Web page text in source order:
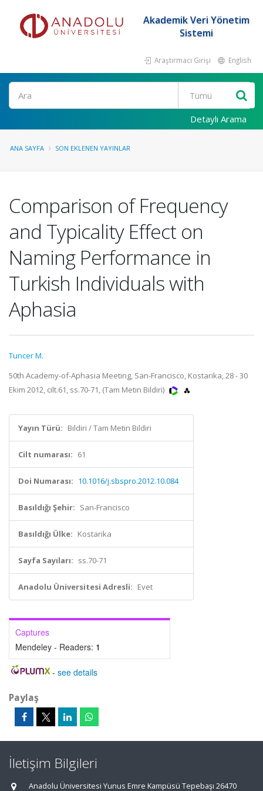
Akademik Veri Yönetim
Sistemi
Araştırmacı Girişi English
Ara
Detaylı Arama
ANA SAYFA SON EKLENEN YAYINLAR
Comparison of Frequency
and Typicality Effect on
Naming Performance in
Turkish Individuals with
Aphasia
Tuncer M.
50th Academy-of-Aphasia Meeting, San-Francisco, Kostarika, 28 - 30
Ekim 2012, cilt.61, ss.70-71, (Tam Metin Bildiri)
Yayın Türü: Bildiri / Tam Metin Bildiri
Cilt numarası: 61
Doi Numarası: 10.1016/j.sbspro.2012.10.084
Basıldığı Şehir: San-Francisco
Basıldığı Ülke: Kostarika
Sayfa Sayıları: ss.70-71
Anadolu Üniversitesi Adresli: Evet
Captures
Mendeley - Readers: 1
- see details
Paylaş
İletişim Bilgileri
Anadolu Üniversitesi Yunus Emre Kampüsü Tepebaşı 26470